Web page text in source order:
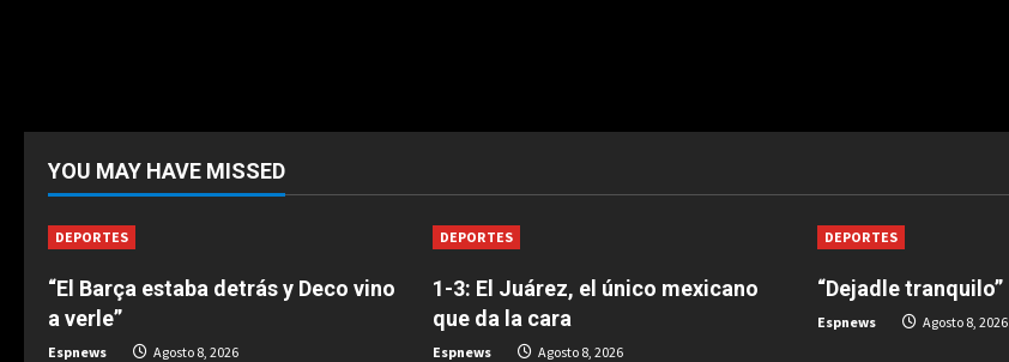
YOU MAY HAVE MISSED
DEPORTES
“El Barça estaba detrás y Deco vino
a verle”
Espnews Agosto 8, 2026
DEPORTES
1-3: El Juárez, el único mexicano
que da la cara
Espnews Agosto 8, 2026
DEPORTES
“Dejadle tranquilo”
Espnews Agosto 8, 2026